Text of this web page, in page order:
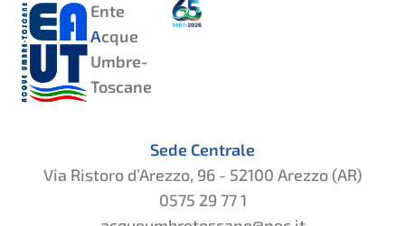
Ente
Acque
Umbre-
Toscane
Sede Centrale
Via Ristoro d’Arezzo, 96 - 52100 Arezzo (AR)
0575 29 77 1